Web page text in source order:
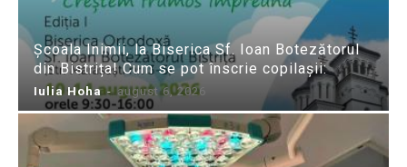
Școala Inimii, la Biserica Sf. Ioan Botezătorul
din Bistrița! Cum se pot înscrie copilașii:
Iulia Hoha - august 6, 2026